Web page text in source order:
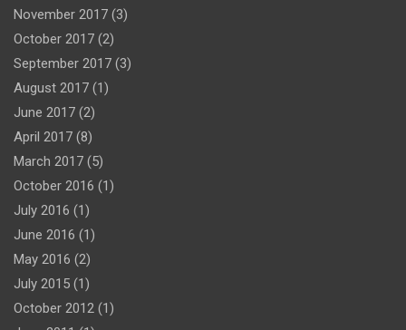
November 2017 (3)
October 2017 (2)
September 2017 (3)
August 2017 (1)
June 2017 (2)
April 2017 (8)
March 2017 (5)
October 2016 (1)
July 2016 (1)
June 2016 (1)
May 2016 (2)
July 2015 (1)
October 2012 (1)